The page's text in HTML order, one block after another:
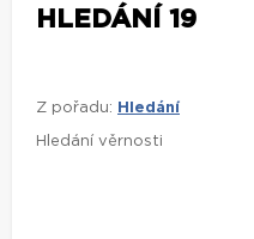
HLEDÁNÍ 19
Z pořadu: Hledání
Hledání věrnosti